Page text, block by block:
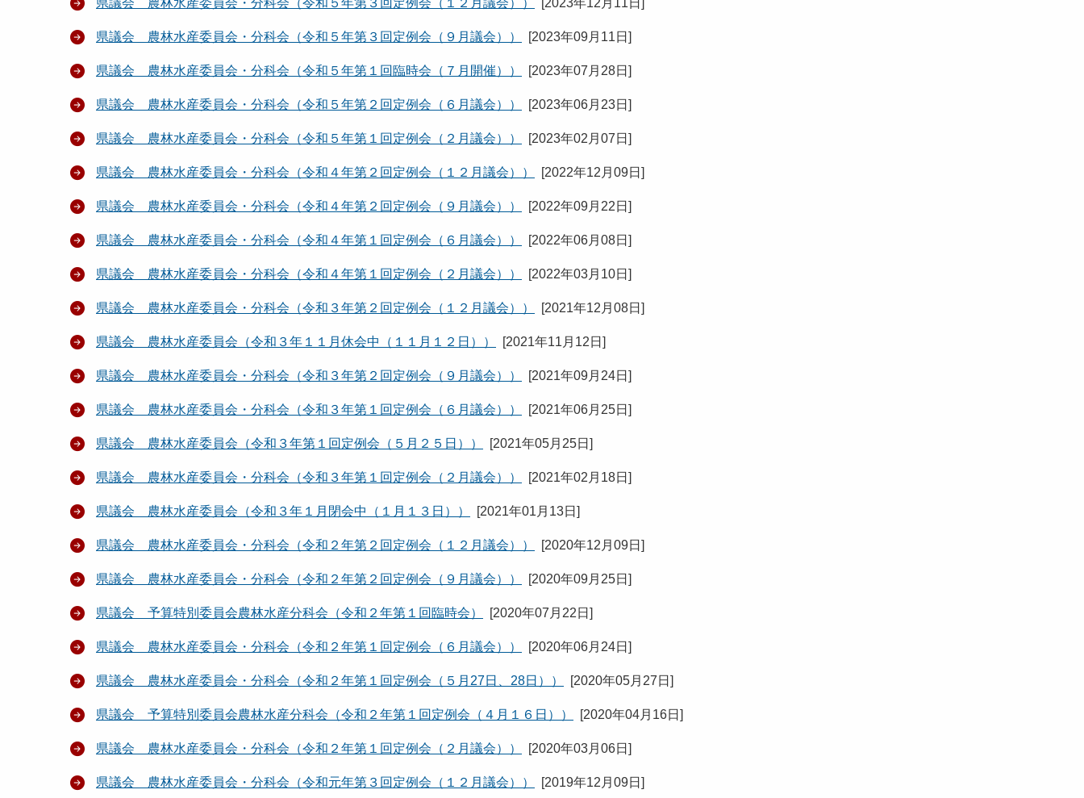
県議会 農林水産委員会・分科会（令和５年第３回定例会（１２月議会）） 2023年12月11日
県議会 農林水産委員会・分科会（令和５年第３回定例会（９月議会）） [2023年09月11日 ]
県議会 農林水産委員会・分科会（令和５年第１回臨時会（７月開催）） [2023年07月28日 ]
県議会 農林水産委員会・分科会（令和５年第２回定例会（６月議会）） [2023年06月23日 ]
県議会 農林水産委員会・分科会（令和５年第１回定例会（２月議会）） [2023年02月07日 ]
県議会 農林水産委員会・分科会（令和４年第２回定例会（１２月議会）） [2022年12月09日 ]
県議会 農林水産委員会・分科会（令和４年第２回定例会（９月議会）） [2022年09月22日 ]
県議会 農林水産委員会・分科会（令和４年第１回定例会（６月議会）） [2022年06月08日 ]
県議会 農林水産委員会・分科会（令和４年第１回定例会（２月議会）） [2022年03月10日 ]
県議会 農林水産委員会・分科会（令和３年第２回定例会（１２月議会）） [2021年12月08日 ]
県議会 農林水産委員会（令和３年１１月休会中（１１月１２日）） [2021年11月12日 ]
県議会 農林水産委員会・分科会（令和３年第２回定例会（９月議会）） [2021年09月24日 ]
県議会 農林水産委員会・分科会（令和３年第１回定例会（６月議会）） [2021年06月25日 ]
県議会 農林水産委員会（令和３年第１回定例会（５月２５日）） [2021年05月25日 ]
県議会 農林水産委員会・分科会（令和３年第１回定例会（２月議会）） [2021年02月18日 ]
県議会 農林水産委員会（令和３年１月閉会中（１月１３日）） [2021年01月13日 ]
県議会 農林水産委員会・分科会（令和２年第２回定例会（１２月議会）） [2020年12月09日 ]
県議会 農林水産委員会・分科会（令和２年第２回定例会（９月議会）） [2020年09月25日 ]
県議会 予算特別委員会農林水産分科会（令和２年第１回臨時会） [2020年07月22日 ]
県議会 農林水産委員会・分科会（令和２年第１回定例会（６月議会）） [2020年06月24日 ]
県議会 農林水産委員会・分科会（令和２年第１回定例会（５月27日、28日）） [2020年05月27日 ]
県議会 予算特別委員会農林水産分科会（令和２年第１回定例会（４月１６日）） [2020年04月16日 ]
県議会 農林水産委員会・分科会（令和２年第１回定例会（２月議会）） [2020年03月06日 ]
県議会 農林水産委員会・分科会（令和元年第３回定例会（１２月議会）） [2019年12月09日 ]